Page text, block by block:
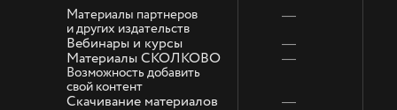
Материалы партнеров
и других издательств
—
Вебинары и курсы —
Материалы СКОЛКОВО —
Возможность добавить
свой контент
Скачивание материалов —